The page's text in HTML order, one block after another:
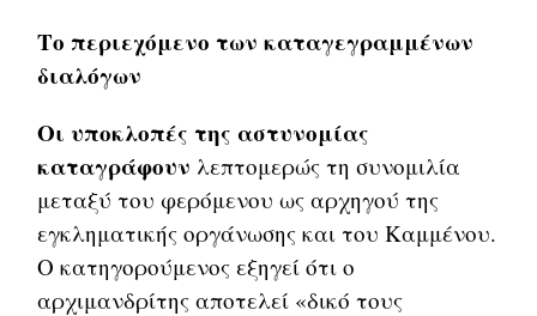
Το περιεχόμενο των καταγεγραμμένων
διαλόγων
Οι υποκλοπές της αστυνομίας
καταγράφουν λεπτομερώς τη συνομιλία
μεταξύ του φερόμενου ως αρχηγού της
εγκληματικής οργάνωσης και του Καμμένου.
Ο κατηγορούμενος εξηγεί ότι ο
αρχιμανδρίτης αποτελεί «δικό τους